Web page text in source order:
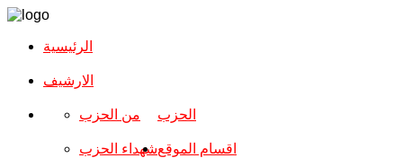
الرئيسية
الارشیف
الحزب من الحزب
شهداء الحزباقسام الموقع